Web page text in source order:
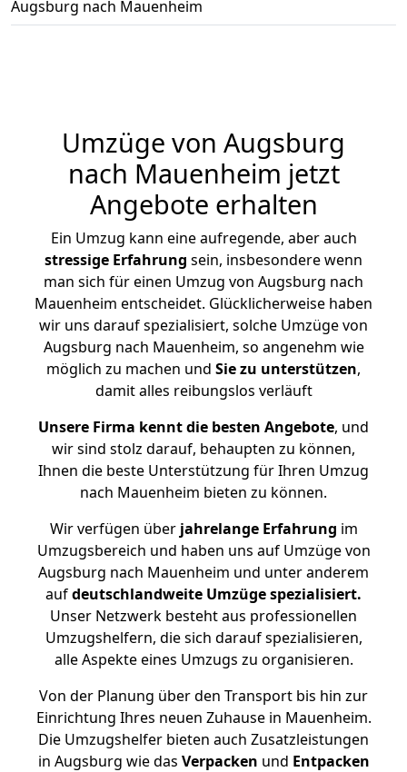
Augsburg nach Mauenheim
Umzüge von Augsburg
nach Mauenheim jetzt
Angebote erhalten
Ein Umzug kann eine aufregende, aber auch
stressige Erfahrung sein, insbesondere wenn
man sich für einen Umzug von Augsburg nach
Mauenheim entscheidet. Glücklicherweise haben
wir uns darauf spezialisiert, solche Umzüge von
Augsburg nach Mauenheim, so angenehm wie
möglich zu machen und Sie zu unterstützen,
damit alles reibungslos verläuft
Unsere Firma kennt die besten Angebote, und
wir sind stolz darauf, behaupten zu können,
Ihnen die beste Unterstützung für Ihren Umzug
nach Mauenheim bieten zu können.
Wir verfügen überjahrelange Erfahrung im
Umzugsbereich und haben uns auf Umzüge von
Augsburg nach Mauenheim und unter anderem
aufdeutschlandweite Umzüge spezialisiert.
Unser Netzwerk besteht aus professionellen
Umzugshelfern, die sich darauf spezialisieren,
alle Aspekte eines Umzugs zu organisieren.
Von der Planung über den Transport bis hin zur
Einrichtung Ihres neuen Zuhause in Mauenheim.
Die Umzugshelfer bieten auch Zusatzleistungen
in Augsburg wie das Verpacken und Entpacken